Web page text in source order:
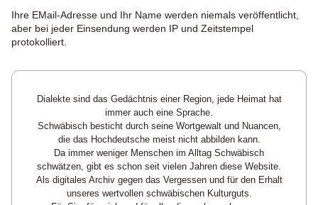
Ihre EMail-Adresse und Ihr Name werden niemals veröffentlicht,
aber bei jeder Einsendung werden IP und Zeitstempel
protokolliert.
Dialekte sind das Gedächtnis einer Region, jede Heimat hat
immer auch eine Sprache.
Schwäbisch besticht durch seine Wortgewalt und Nuancen,
die das Hochdeutsche meist nicht abbilden kann.
Da immer weniger Menschen im Alltag Schwäbisch
schwätzen, gibt es schon seit vielen Jahren diese Website.
Als digitales Archiv gegen das Vergessen und für den Erhalt
unseres wertvollen schwäbischen Kulturguts.